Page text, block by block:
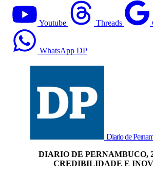
Youtube Threads
WhatsApp DP
Diario de
DIARIO DE PERNAMBUCO,
CREDIBILIDADE E